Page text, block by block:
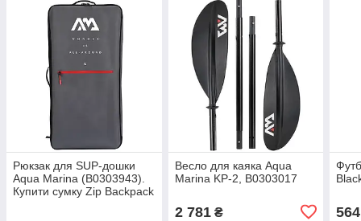
Рюкзак для SUP-дошки
Aqua Marina (B0303943).
Купити сумку Zip Backpack
Весло для каяка Aqua
Marina KP-2, B0303017
2 781₴ 564